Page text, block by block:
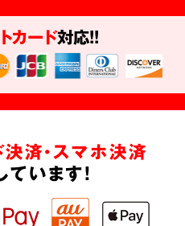
カード対応!!
済・スマホ決済
ています!